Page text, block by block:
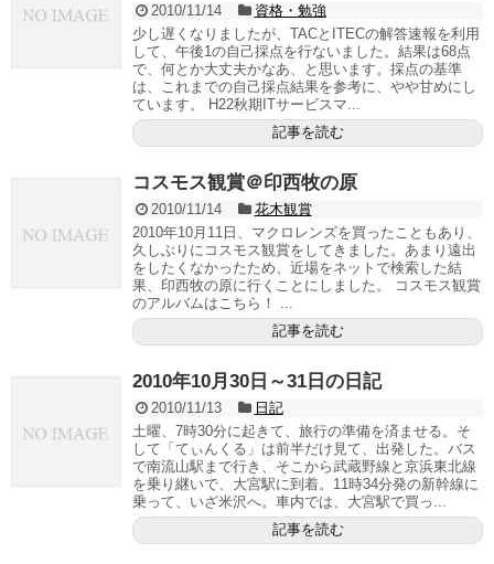
2010/11/14
資格・勉強
少し遅くなりましたが、TACとITECの解答速報を利用
して、午後1の自己採点を行ないました。結果は68点
で、何とか大丈夫かなあ、と思います。採点の基準
は、これまでの自己採点結果を参考に、やや甘めにし
ています。 H22秋期ITサービスマ...
記事を読む
コスモス観賞＠印西牧の原
2010/11/14
花木観賞
2010年10月11日、マクロレンズを買ったこともあり、
久しぶりにコスモス観賞をしてきました。あまり遠出
をしたくなかったため、近場をネットで検索した結
果、印西牧の原に行くことにしました。 コスモス観賞
のアルバムはこちら！ ...
記事を読む
2010年10月30日～31日の日記
2010/11/13
日記
土曜、7時30分に起きて、旅行の準備を済ませる。そ
して「てぃんくる」は前半だけ見て、出発した。バス
で南流山駅まで行き、そこから武蔵野線と京浜東北線
を乗り継いで、大宮駅に到着。11時34分発の新幹線に
乗って、いざ米沢へ。車内では、大宮駅で買っ...
記事を読む